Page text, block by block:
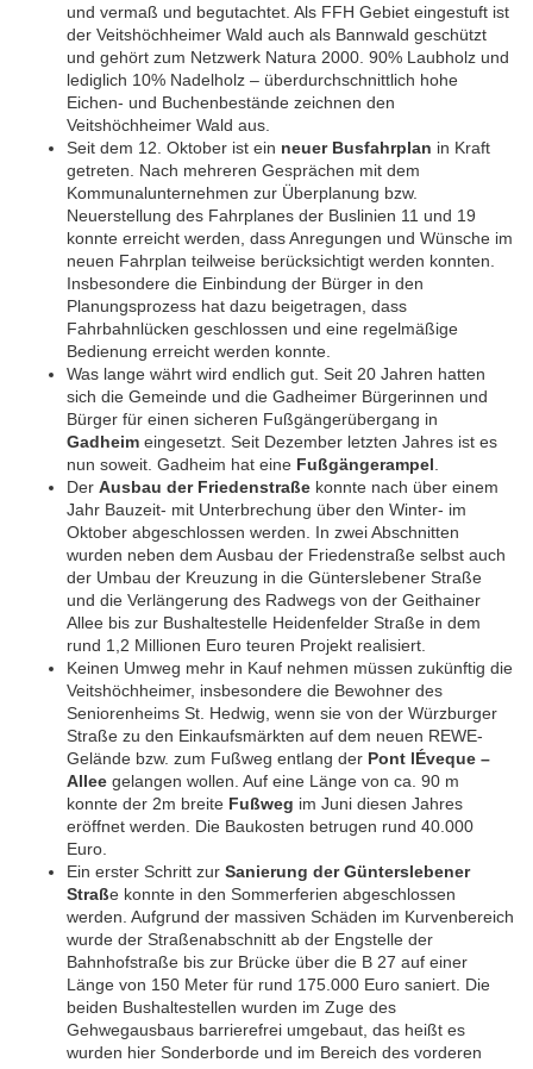
und vermaß und begutachtet. Als FFH Gebiet eingestuft ist
der Veitshöchheimer Wald auch als Bannwald geschützt
und gehört zum Netzwerk Natura 2000. 90% Laubholz und
lediglich 10% Nadelholz – überdurchschnittlich hohe
Eichen- und Buchenbestände zeichnen den
Veitshöchheimer Wald aus.
Seit dem 12. Oktober ist ein neuer Busfahrplan in Kraft
getreten. Nach mehreren Gesprächen mit dem
Kommunalunternehmen zur Überplanung bzw.
Neuerstellung des Fahrplanes der Buslinien 11 und 19
konnte erreicht werden, dass Anregungen und Wünsche im
neuen Fahrplan teilweise berücksichtigt werden konnten.
Insbesondere die Einbindung der Bürger in den
Planungsprozess hat dazu beigetragen, dass
Fahrbahnlücken geschlossen und eine regelmäßige
Bedienung erreicht werden konnte.
Was lange währt wird endlich gut. Seit 20 Jahren hatten
sich die Gemeinde und die Gadheimer Bürgerinnen und
Bürger für einen sicheren Fußgängerübergang in
Gadheim eingesetzt. Seit Dezember letzten Jahres ist es
nun soweit. Gadheim hat eine Fußgängerampel
Der Ausbau der Friedenstraße konnte nach über einem
Jahr Bauzeit- mit Unterbrechung über den Winter- im
Oktober abgeschlossen werden. In zwei Abschnitten
wurden neben dem Ausbau der Friedenstraße selbst auch
der Umbau der Kreuzung in die Günterslebener Straße
und die Verlängerung des Radwegs von der Geithainer
Allee bis zur Bushaltestelle Heidenfelder Straße in dem
rund 1,2 Millionen Euro teuren Projekt realisiert.
Keinen Umweg mehr in Kauf nehmen müssen zukünftig die
Veitshöchheimer, insbesondere die Bewohner des
Seniorenheims St. Hedwig, wenn sie von der Würzburger
Straße zu den Einkaufsmärkten auf dem neuen REWE-
Gelände bzw. zum Fußweg entlang der Pont lÉveque –
Allee gelangen wollen. Auf eine Länge von ca. 90 m
konnte der 2m breite Fußweg im Juni diesen Jahres
eröffnet werden. Die Baukosten betrugen rund 40.000
Euro.
Ein erster Schritt zur Sanierung der Günterslebener
Straße konnte in den Sommerferien abgeschlossen
werden. Aufgrund der massiven Schäden im Kurvenbereich
wurde der Straßenabschnitt ab der Engstelle der
Bahnhofstraße bis zur Brücke über die B 27 auf einer
Länge von 150 Meter für rund 175.000 Euro saniert. Die
beiden Bushaltestellen wurden im Zuge des
Gehwegausbaus barrierefrei umgebaut, das heißt es
wurden hier Sonderborde und im Bereich des vorderen